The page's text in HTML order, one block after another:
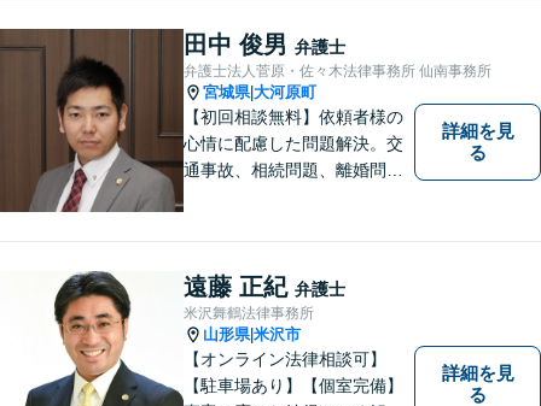
田中 俊男 弁護士
弁護士法人菅原・佐々木法律事務所 仙南事務所
宮城県|大河原町
【初回相談無料】依頼者様の
心情に配慮した問題解決。交
通事故、相続問題、離婚問題
籍。お困りの方はお気軽にご
相談ください。【大河原フォ
ルテ内】
詳細を見
る
遠藤 正紀 弁護士
米沢舞鶴法律事務所
山形県|米沢市
【オンライン法律相談可】
【駐車場あり】【個室完備】
詳細を見
る